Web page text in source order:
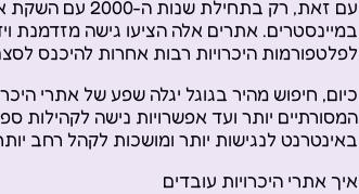
במיינסטרים. אתרים אלה הציעו גישה
לפלטפורמות היכרויות רבות אחרות להיכנס
כיום, חיפוש מהיר בגוגל יגלה שפע של אתרי
המסורתיים יותר ועד אפשרויות נישה לקהילות
באינטרנט לנגישות יותר ומושכות לקהל רחב
איך אתרי היכרויות עובדים